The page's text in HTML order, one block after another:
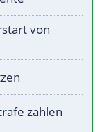
von
zahlen